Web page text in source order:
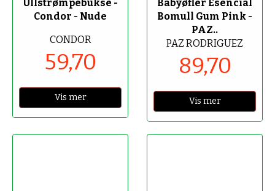
Ullstrømpebukse -
Condor - Nude
CONDOR
59,70
Vis mer
Babyøfler Esencial
Bomull Gum Pink -
PAZ..
PAZ RODRIGUEZ
89,70
Vis mer